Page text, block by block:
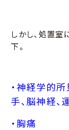
しかし、処置室
下。
・神経学的所
手、脳神経、
・胸痛